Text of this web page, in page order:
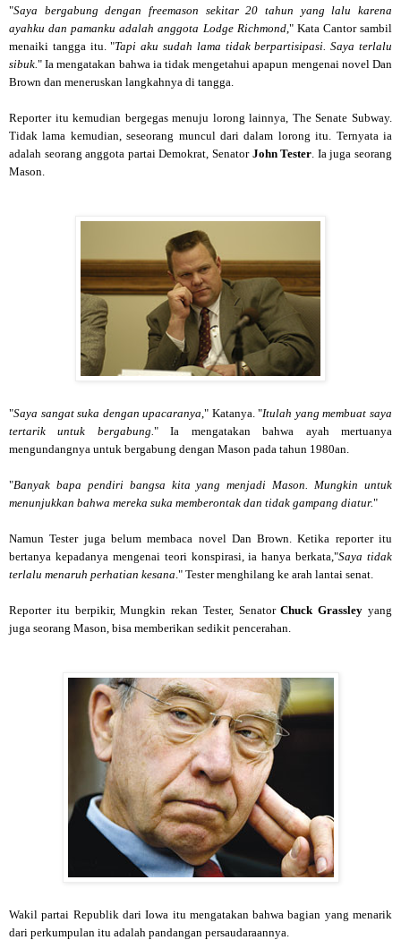
"Saya bergabung dengan freemason sekitar 20 tahun yang lalu karena
ayahku dan pamanku adalah anggota Lodge Richmond," Kata Cantor sambil
menaiki tangga itu. "Tapi aku sudah lama tidak berpartisipasi. Saya terlalu
sibuk. " Ia mengatakan bahwa ia tidak mengetahui apapun mengenai novel Dan
Brown dan meneruskan langkahnya di tangga.
Reporter itu kemudian bergegas menuju lorong lainnya, The Senate Subway.
Tidak lama kemudian, seseorang muncul dari dalam lorong itu. Ternyata ia
adalah seorang anggota partai Demokrat, Senator John Tester . Ia juga seorang
Mason.
"Saya sangat suka dengan upacaranya ," Katanya. "Itulah yang membuat saya
tertarik untuk bergabung. " Ia mengatakan bahwa ayah mertuanya
mengundangnya untuk bergabung dengan Mason pada tahun 1980an.
"Banyak bapa pendiri bangsa kita yang menjadi Mason. Mungkin untuk
menunjukkan bahwa mereka suka memberontak dan tidak gampang diatur."
Namun Tester juga belum membaca novel Dan Brown. Ketika reporter itu
bertanya kepadanya mengenai teori konspirasi, ia hanya berkata,"Saya tidak
terlalu menaruh perhatian kesana ." Tester menghilang ke arah lantai senat.
Reporter itu berpikir, Mungkin rekan Tester, SenatorChuck Grassley yang
juga seorang Mason, bisa memberikan sedikit pencerahan.
Wakil partai Republik dari Iowa itu mengatakan bahwa bagian yang menarik
dari perkumpulan itu adalah pandangan persaudaraannya.